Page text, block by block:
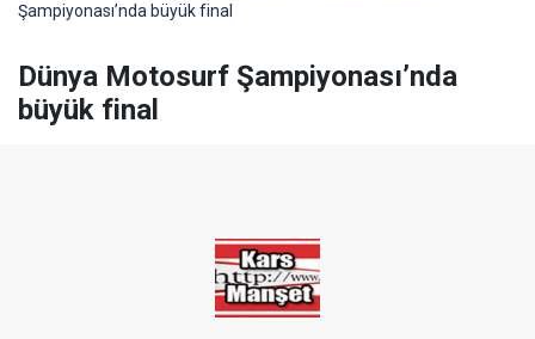
Şampiyonası’nda büyük final
Dünya Motosurf Şampiyonası’nda
büyük final